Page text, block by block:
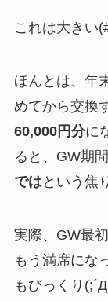
これは大きい
ほんとは、年
めてから交換
60,000円分に
ると、GW期
では という焦
実際、GW最
もう満席にな
もびっくり